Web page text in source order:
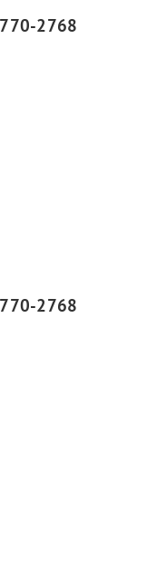
2768
2768